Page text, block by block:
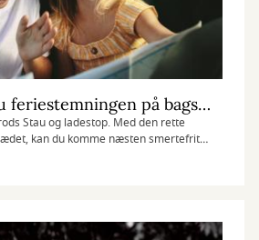
Sådan sikrer du feriestemningen på bagsædet
Stau og ladestop. Med den rette
kan du komme næsten smertefrit